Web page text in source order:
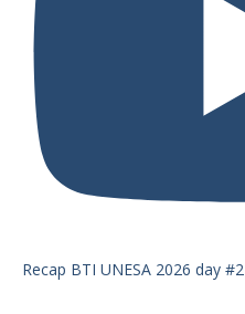
Recap BTI UNESA 2026 day #2